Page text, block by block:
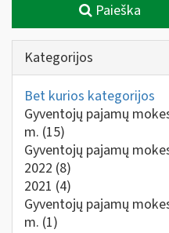
Paieška
Kategorijos
Bet kurios kategorijos
Gyventojų pajamų
m. (15)
Gyventojų pajamų
2022 (8)
2021 (4)
Gyventojų pajamų
m. (1)